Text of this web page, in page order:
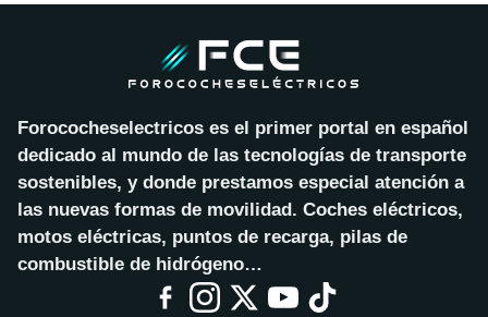
Forococheselectricos es el primer portal en español
dedicado al mundo de las tecnologías de transporte
sostenibles, y donde prestamos especial atención a
las nuevas formas de movilidad. Coches eléctricos,
motos eléctricas, puntos de recarga, pilas de
combustible de hidrógeno…